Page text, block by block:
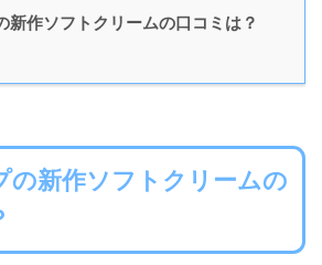
新作ソフトクリームの口コミは？
の新作ソフトクリームの